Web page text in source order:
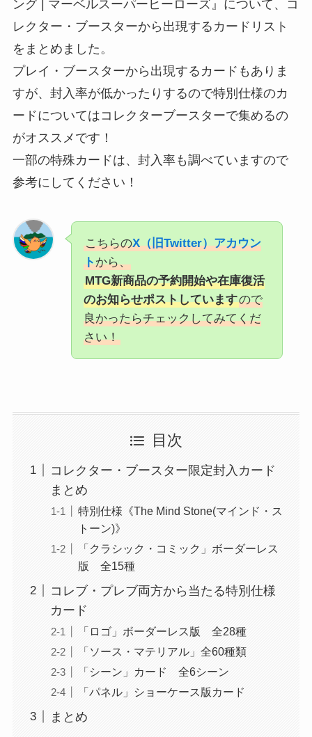
ング | マーベルスーパーヒーローズ』について、コ
レクター・ブースターから出現するカードリスト
をまとめました。
プレイ・ブースターから出現するカードもありま
すが、封入率が低かったりするので特別仕様のカ
ードについてはコレクターブースターで集めるの
がオススメです！
一部の特殊カードは、封入率も調べていますので
参考にしてください！
こちらのX（旧Twitter）アカウン
トから、
MTG新商品の予約開始や在庫復活
のお知らせポストしていますので
良かったらチェックしてみてくだ
さい！
目次
コレクター・ブースター限定封入カード
まとめ
特別仕様《The Mind Stone(マインド・ス
トーン)》
「クラシック・コミック」ボーダーレス
版 全15種
コレブ・プレブ両方から当たる特別仕様
カード
「ロゴ」ボーダーレス版 全28種
「ソース・マテリアル」全60種類
「シーン」カード 全6シーン
「パネル」ショーケース版カード
まとめ